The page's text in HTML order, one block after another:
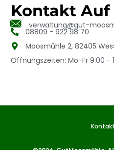
Kontakt Auf
verwaltung@gut-
08809 - 922 98 70
Moosmühle 2, 82405
Öffnungszeiten: Mo-Fr 9:00 -
Kontakt